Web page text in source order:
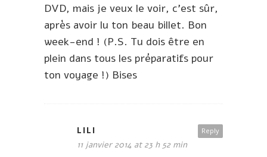
DVD, mais je veux le voir, c’est sûr,
après avoir lu ton beau billet. Bon
week-end ! (P.S. Tu dois être en
plein dans tous les préparatifs pour
ton voyage !) Bises
Reply
LILI
11 janvier 2014 at 23 h 52 min